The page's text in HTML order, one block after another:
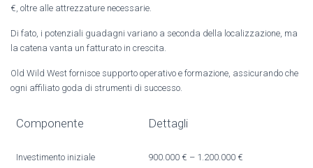
€, oltre alle attrezzature necessarie.
Di fato, i potenziali guadagni variano a seconda della localizzazione, ma
la catena vanta un fatturato in crescita.
Old Wild West fornisce supporto operativo e formazione, assicurando che
ogni affiliato goda di strumenti di successo.
Componente Dettagli
Investimento iniziale 900.000 € – 1.200.000 €